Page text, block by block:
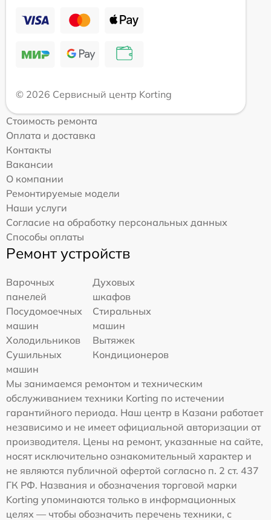
© 2026 Сервисный центр Korting
Стоимость ремонта
Оплата и доставка
Контакты
Вакансии
О компании
Ремонтируемые модели
Наши услуги
Согласие на обработку персональных данных
Способы оплаты
Ремонт устройств
Варочных
панелей
Духовых
шкафов
Посудомоечных
машин
Стиральных
машин
Холодильников
Вытяжек
Сушильных
машин
Кондиционеров
Мы занимаемся ремонтом и техническим
обслуживанием техники Korting по истечении
гарантийного периода. Наш центр в Казани работает
независимо и не имеет официальной авторизации от
производителя. Цены на ремонт, указанные на сайте,
носят исключительно ознакомительный характер и
не являются публичной офертой согласно п. 2 ст. 437
ГК РФ. Названия и обозначения торговой марки
Korting упоминаются только в информационных
целях — чтобы обозначить перечень техники, с